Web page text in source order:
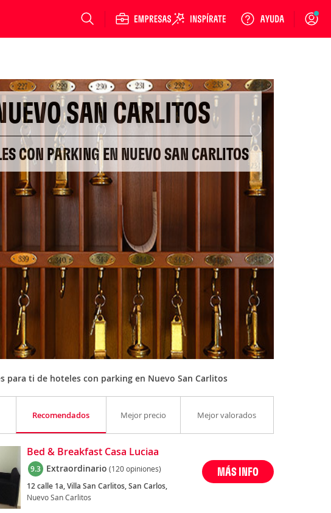
Login
SAN CARLITOS
CON PARKING EN NUEVO SAN CARLITOS
para ti de hoteles con parking en Nuevo San Carlitos
Recomendados Mejor precio Mejor valorados
Bed & Breakfast Casa Luciaa
9.3 Extraordinario (120 opiniones)
12 calle 1a, Villa San Carlitos, San Carlos,
Nuevo San Carlitos
MÁS INFO